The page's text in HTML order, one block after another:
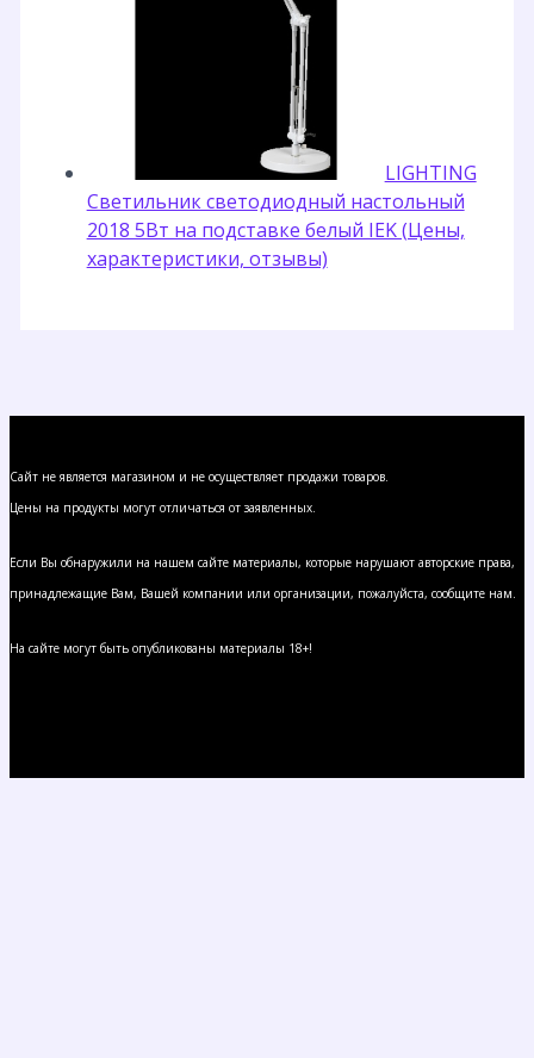
LIGHTING
Светильник светодиодный настольный
2018 5Вт на подставке белый IEK (Цены,
характеристики, отзывы)
Сайт не является магазином и не осуществляет продажи товаров.
Цены на продукты могут отличаться от заявленных.
Если Вы обнаружили на нашем сайте материалы, которые нарушают авторские права,
принадлежащие Вам, Вашей компании или организации, пожалуйста, сообщите нам.
На сайте могут быть опубликованы материалы 18+!